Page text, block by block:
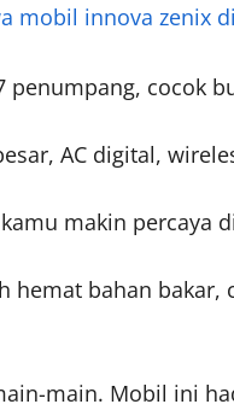
mobil innova zenix
cocok
AC digital,
makin percaya
hemat bahan bakar,
main. Mobil ini